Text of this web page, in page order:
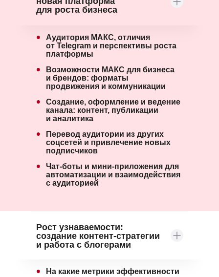
для роста бизнеса
Аудитория МАКС, отличия
от Telegram и перспективы роста
платформы
•
Возможности МАКС для бизнеса
и брендов: форматы
продвижения и коммуникации
•
Создание, оформление и ведение
канала: контент, публикации
и аналитика
•
Перевод аудитории из других
соцсетей и привлечение новых
подписчиков
•
Чат-боты и мини-приложения для
автоматизации и взаимодействия
с аудиторией
•
Рост узнаваемости:
создание контент-стратегии
и работа с блогерами
На какие метрики эффективности
•